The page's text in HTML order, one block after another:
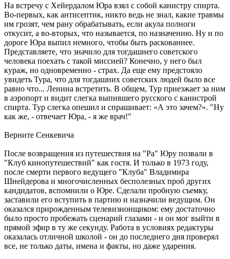
На встречу с Хейердалом Юра взял с собой канистру спирта.
Во-первых, как антисептик, никто ведь не знал, какие травмы
им грозят, чем рану обрабатывать, если акула полноги
откусит, а во-вторых, что называется, по назначению. Ну и по
дороге Юра выпил немного, чтобы быть раскованнее.
Представляете, что значило для тогдашнего советского
человека поехать с такой миссией? Конечно, у него был
кураж, но одновременно - страх. Да еще ему предстояло
увидеть Тура, что для тогдашних советских людей было все
равно что... Ленина встретить. В общем, Тур приезжает за ним
в аэропорт и видит слегка выпившего русского с канистрой
спирта. Тур слегка опешил и спрашивает: «А это зачем?». "Ну
как же, - отвечает Юра, - я же врач!"
Верните Сенкевича
После возвращения из путешествия на "Ра" Юру позвали в
"Клуб кинопутешествий" как гостя. И только в 1973 году,
после смерти первого ведущего "Клуба" Владимира
Шнейдерова и многочисленных бесполезных проб других
кандидатов, вспомнили о Юре. Сделали пробную съемку,
заставили его вступить в партию и назначили ведущим. Он
оказался прирожденным телевизионщиком: ему достаточно
было просто пробежать сценарий глазами - и он мог выйти в
прямой эфир в ту же секунду. Работа в условиях редактуры
оказалась отличной школой - он до последнего дня проверял
все, не только даты, имена и факты, но даже ударения.